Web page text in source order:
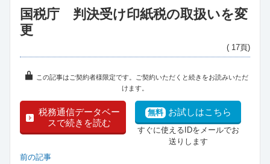
国税庁 判決受け印紙税の取扱いを変
更
( 17頁)
この記事はご契約者様限定です。ご契約いただくと続きをお読みいただ
けます。
税務通信データベー
スで続きを読む
無料 お試しはこちら
すぐに使えるIDをメールでお
送りします
前の記事